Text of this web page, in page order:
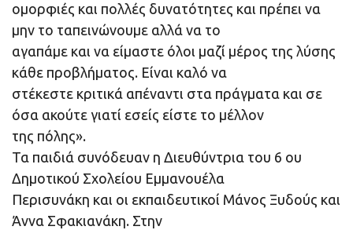
ομορφιές και πολλές δυνατότητες και πρέπει να
μην το ταπεινώνουμε αλλά να το
αγαπάμε και να είμαστε όλοι μαζί μέρος της λύσης
κάθε προβλήματος. Είναι καλό να
στέκεστε κριτικά απέναντι στα πράγματα και σε
όσα ακούτε γιατί εσείς είστε το μέλλον
της πόλης».
Τα παιδιά συνόδευαν η Διευθύντρια του 6 ου
Δημοτικού Σχολείου Εμμανουέλα
Περισυνάκη και οι εκπαιδευτικοί Μάνος Ξυδούς και
Άννα Σφακιανάκη. Στην